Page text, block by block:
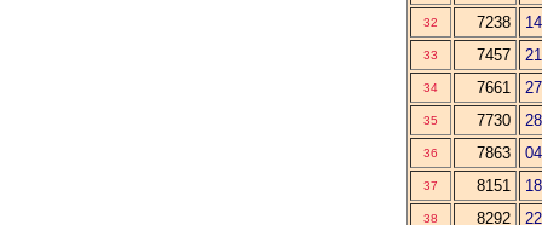
32 7238
33 7457
34 7661
35 7730
36 7863
37 8151
38 8292